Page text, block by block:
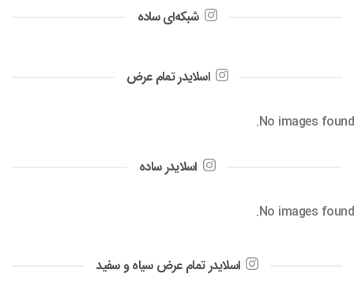
شبکه‌ای ساده
اسلایدر تمام عرض
No images found.
اسلایدر ساده
No images found.
اسلایدر تمام عرض سیاه و سفید